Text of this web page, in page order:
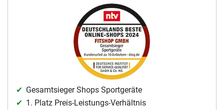
Gesamtsieger Shops Sportgeräte
1. Platz Preis-Leistungs-Verhältnis